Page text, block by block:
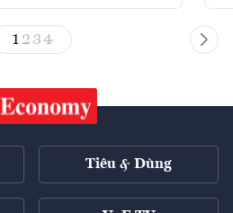
1 23 4
Tiêu & Dùng